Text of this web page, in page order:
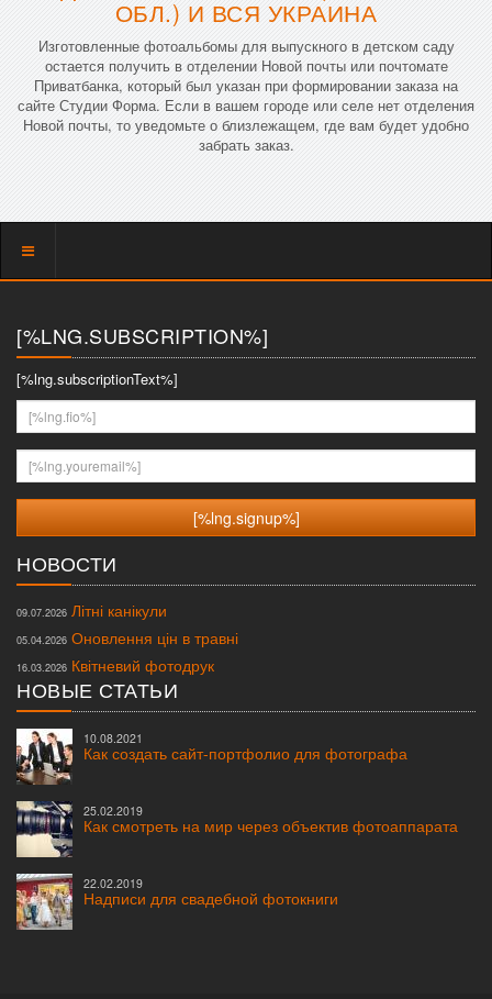
ОБЛ.) И ВСЯ УКРАИНА
Изготовленные фотоальбомы для выпускного в детском саду
остается получить в отделении Новой почты или почтомате
Приватбанка, который был указан при формировании заказа на
сайте Студии Форма. Если в вашем городе или селе нет отделения
Новой почты, то уведомьте о близлежащем, где вам будет удобно
забрать заказ.
Показать
[%LNG.SUBSCRIPTION%]
[%lng.subscriptionText%]
[%lng.fio%]
[%lng.youremail%]
НОВОСТИ
09.07.2026 Літні канікули
05.04.2026 Оновлення цін в травні
16.03.2026 Квітневий фотодрук
НОВЫЕ СТАТЬИ
10.08.2021
Как создать сайт-портфолио для фотографа
25.02.2019
Как смотреть на мир через объектив фотоаппарата
22.02.2019
Надписи для свадебной фотокниги